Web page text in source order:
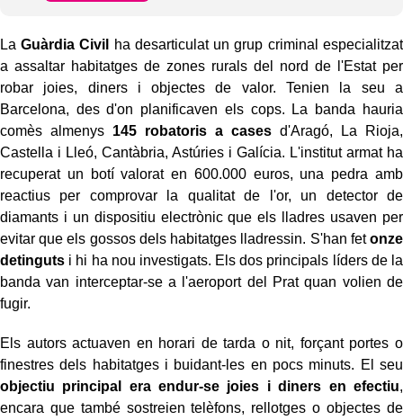
LaGuàrdia Civil
ha desarticulat un grup criminal especialitzat
a assaltar habitatges de zones rurals del nord de l'Estat per
robar joies, diners i objectes de valor. Tenien la seu a
Barcelona, des d'on planificaven els cops. La banda hauria
comès almenys 145 robatoris a casesd'Aragó, La Rioja,
Castella i Lleó, Cantàbria, Astúries i Galícia. L'institut armat ha
recuperat un botí valorat en 600.000 euros, una pedra amb
reactius per comprovar la qualitat de l'or, un detector de
diamants i un dispositiu electrònic que els lladres usaven per
evitar que els gossos dels habitatges lladressin. S'han fetonze
detinguts i hi ha nou investigats. Els dos principals líders de la
banda van interceptar-se a l'aeroport del Prat quan volien de
fugir.
Els autors actuaven en horari de tarda o nit, forçant portes o
finestres dels habitatges i buidant-les en pocs minuts. El seu
objectiu principal era endur-se joies i diners en efectiu,
encara que també sostreien telèfons, rellotges o objectes de